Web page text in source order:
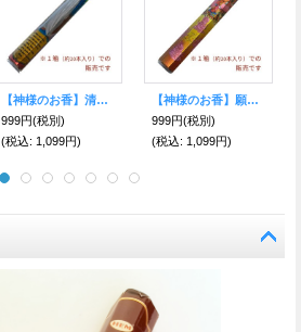
【神様のお香】清々しい上品な甘さが優しく香る マリア お香（INFINITY GOD）
999円(税別)
(税込: 1,099円)
【神様のお香】願いを叶えて★深く甘い花のような香り ガネーシャ お香（INFINITY GOD）
999円(税別)
(税込: 1,099円)